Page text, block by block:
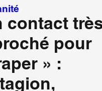
contact
pour
» :